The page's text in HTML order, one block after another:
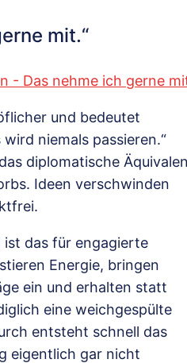
mit.“
und bedeutet
niemals passieren.“
diplomatische
Ideen verschwinden
das für engagierte
Energie, bringen
ein und erhalten statt
eine weichgespülte
entsteht schnell das
eigentlich gar nicht